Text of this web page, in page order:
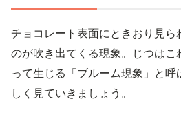
チョコレート表面にときおり見ら
のが吹き出てくる現象。じつはこ
って生じる「ブルーム現象」と
しく見ていきましょう。